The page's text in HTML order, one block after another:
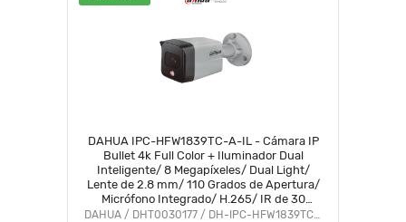
DAHUA IPC-HFW1839TC-A-IL - Cámara IP
Bullet 4k Full Color + Iluminador Dual
Inteligente/ 8 Megapíxeles/ Dual Light/
Lente de 2.8 mm/ 110 Grados de Apertura/
Micrófono Integrado/ H.265/ IR de 30
Metros/ IP67/ PoE/ DWDR/
DAHUA / DHT0030177 / DH-IPC-HFW1839TC-A-IL